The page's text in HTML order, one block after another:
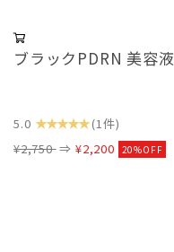
ブラックPDRN 美容液
5.0 ★★★★★(1件)
¥2,750⇒¥2,200 20%OFF